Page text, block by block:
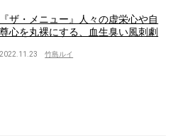
『ザ・メニュー』人々の虚栄心や自
尊心を丸裸にする、血生臭い風刺劇
2022.11.23 竹島ルイ